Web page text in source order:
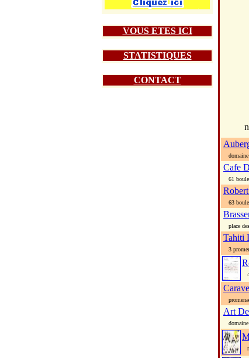
VOUS ETES ICI
STATISTIQUES
CONTACT
domaine
Cafe
61
63
place
Tahiti
3
Art
domaine